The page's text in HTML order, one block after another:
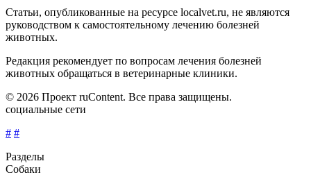
Статьи, опубликованные на ресурсе localvet.ru, не являются
руководством к самостоятельному лечению болезней
животных.
Редакция рекомендует по вопросам лечения болезней
животных обращаться в ветеринарные клиники.
© 2026 Проект ruContent. Все права защищены.
социальные сети
# #
Разделы
Собаки